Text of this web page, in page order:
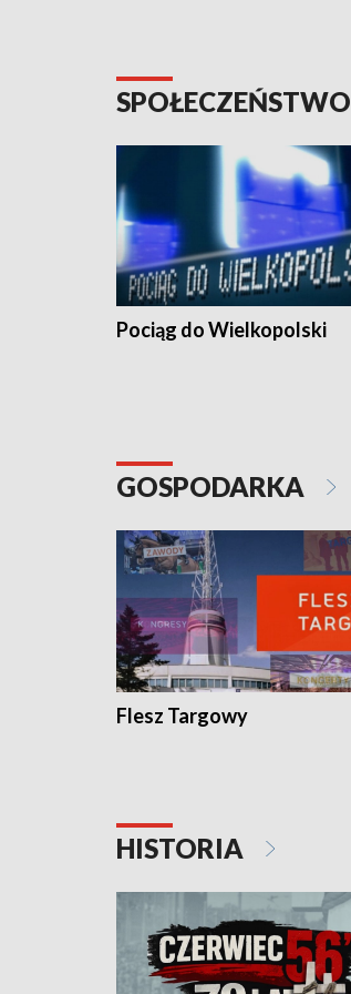
SPOŁECZEŃSTWO
Pociąg do Wielkopolski
GOSPODARKA
Flesz Targowy
HISTORIA